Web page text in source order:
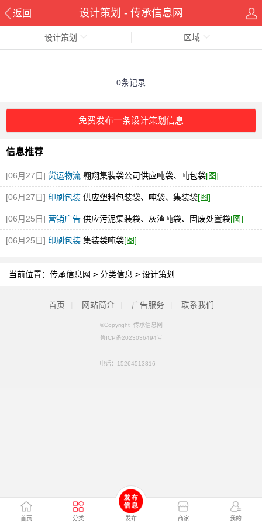
返回 设计策划 - 传承信息网
首页 分类 发布 商家 我的
设计策划 区域
0条记录
免费发布一条设计策划信息
信息推荐
[06月27日] 货运物流 翱翔集装袋公司供应吨袋、吨包袋[图]
[06月27日] 印刷包装 供应塑料包装袋、吨袋、集装袋[图]
[06月25日] 营销广告 供应污泥集装袋、灰渣吨袋、固废处置袋[图]
[06月25日] 印刷包装 集装袋吨袋[图]
当前位置： 传承信息网 > 分类信息 > 设计策划
首页 网站简介 广告服务 联系我们
©Copyright 传承信息网
鲁ICP备2023036494号
电话： 15264513816